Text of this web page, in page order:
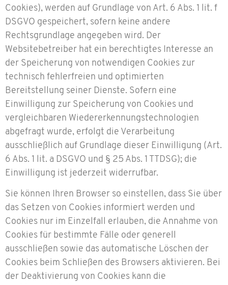
Cookies), werden auf Grundlage von Art. 6 Abs. 1 lit. f
DSGVO gespeichert, sofern keine andere
Rechtsgrundlage angegeben wird. Der
Websitebetreiber hat ein berechtigtes Interesse an
der Speicherung von notwendigen Cookies zur
technisch fehlerfreien und optimierten
Bereitstellung seiner Dienste. Sofern eine
Einwilligung zur Speicherung von Cookies und
vergleichbaren Wiedererkennungstechnologien
abgefragt wurde, erfolgt die Verarbeitung
ausschließlich auf Grundlage dieser Einwilligung (Art.
6 Abs. 1 lit. a DSGVO und § 25 Abs. 1 TTDSG); die
Einwilligung ist jederzeit widerrufbar.
Sie können Ihren Browser so einstellen, dass Sie über
das Setzen von Cookies informiert werden und
Cookies nur im Einzelfall erlauben, die Annahme von
Cookies für bestimmte Fälle oder generell
ausschließen sowie das automatische Löschen der
Cookies beim Schließen des Browsers aktivieren. Bei
der Deaktivierung von Cookies kann die